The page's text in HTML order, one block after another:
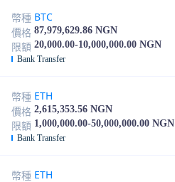
幣種 BTC
價格 87,979,629.86 NGN
限額 20,000.00-10,000,000.00 NGN
Bank Transfer
幣種 ETH
價格 2,615,353.56 NGN
限額 1,000,000.00-50,000,000.00 NGN
Bank Transfer
幣種 ETH